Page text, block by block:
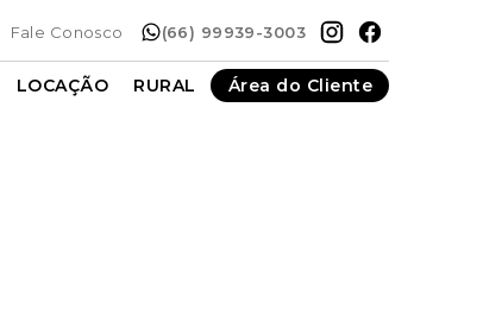
Fale Conosco (66) 99939-3003
LOCAÇÃO RURAL Área do Cliente